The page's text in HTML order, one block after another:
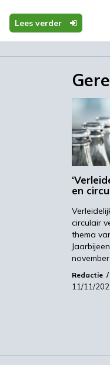
Lees verder
vinden om
papieren
bij het
aan klanten
klimaatvriendelijke
via UPS?
zo duurzaam
voor industrieel
venster
manier inzicht
afval), bij
en
circulair
thema
Redactie
11/11/